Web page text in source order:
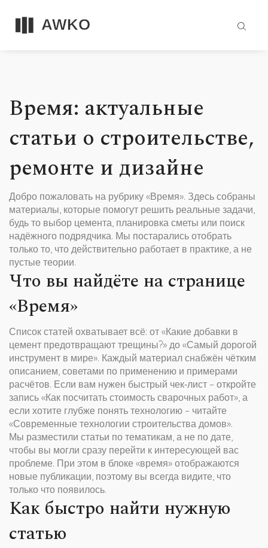
Время: актуальные
статьи о строительстве,
ремонте и дизайне
Добро пожаловать на рубрику «Время». Здесь собраны
материалы, которые помогут решить реальные задачи,
будь то выбор цемента, планировка сметы или поиск
надёжного подрядчика. Мы постарались отобрать
только то, что действительно работает в практике, а не
пустые теории.
Что вы найдёте на странице
«Время»
Список статей охватывает всё: от «Какие добавки в
цемент предотвращают трещины?» до «Самый дорогой
инструмент в мире». Каждый материал снабжён чётким
описанием, советами по применению и примерами
расчётов. Если вам нужен быстрый чек‑лист – откройте
запись «Как посчитать стоимость сварочных работ», а
если хотите глубже понять технологию – читайте
«Современные технологии строительства домов».
Мы разместили статьи по тематикам, а не по дате,
чтобы вы могли сразу перейти к интересующей вас
проблеме. При этом в блоке «время» отображаются
новые публикации, поэтому вы всегда видите, что
только что появилось.
Как быстро найти нужную
статью